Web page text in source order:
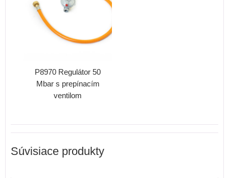
P8970 Regulátor 50
Mbar s prepínacím
ventilom
Súvisiace produkty